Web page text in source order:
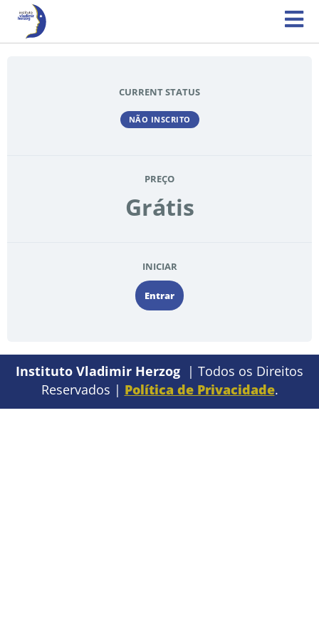
CURRENT STATUS
NÃO INSCRITO
PREÇO
Grátis
INICIAR
Entrar
Instituto Vladimir Herzog | Todos os Direitos
Reservados | Política de Privacidade.